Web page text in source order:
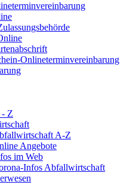
Onlineterminvereinbarung
- Z
A-Z
Angebote
im Web
Infos Abfallwirtschaft